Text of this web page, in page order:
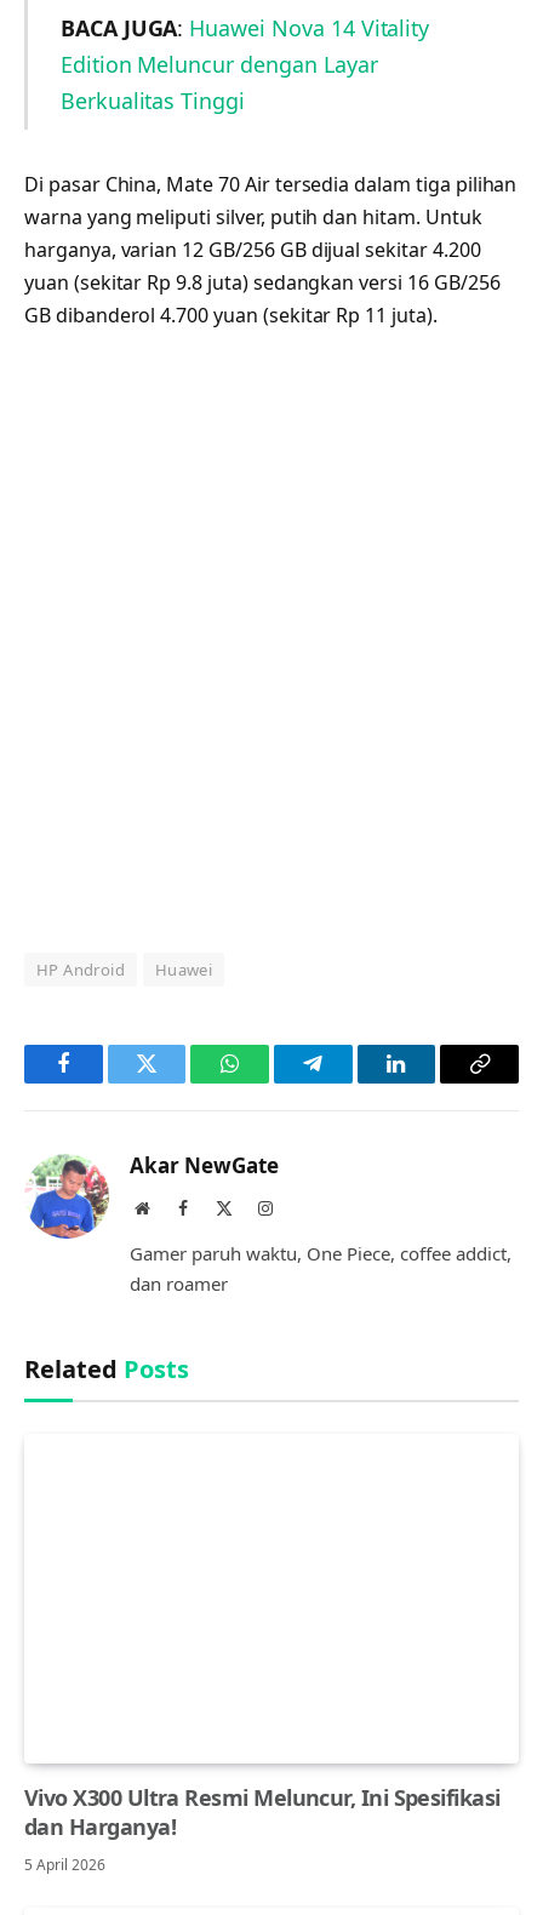
BACA JUGA: Huawei Nova 14 Vitality
Edition Meluncur dengan Layar
Berkualitas Tinggi
Di pasar China, Mate 70 Air tersedia dalam tiga pilihan
warna yang meliputi silver, putih dan hitam. Untuk
harganya, varian 12 GB/256 GB dijual sekitar 4.200
yuan (sekitar Rp 9.8 juta) sedangkan versi 16 GB/256
GB dibanderol 4.700 yuan (sekitar Rp 11 juta).
HP Android Huawei
FacebookTwitter WhatsAppTelegramLinkedInCopy
Akar NewGate
WebsiteFacebook Instagram
Gamer paruh waktu, One Piece, coffee addict,
dan roamer
Related Posts
Vivo X300 Ultra Resmi Meluncur, Ini Spesifikasi
dan Harganya!
5 April 2026